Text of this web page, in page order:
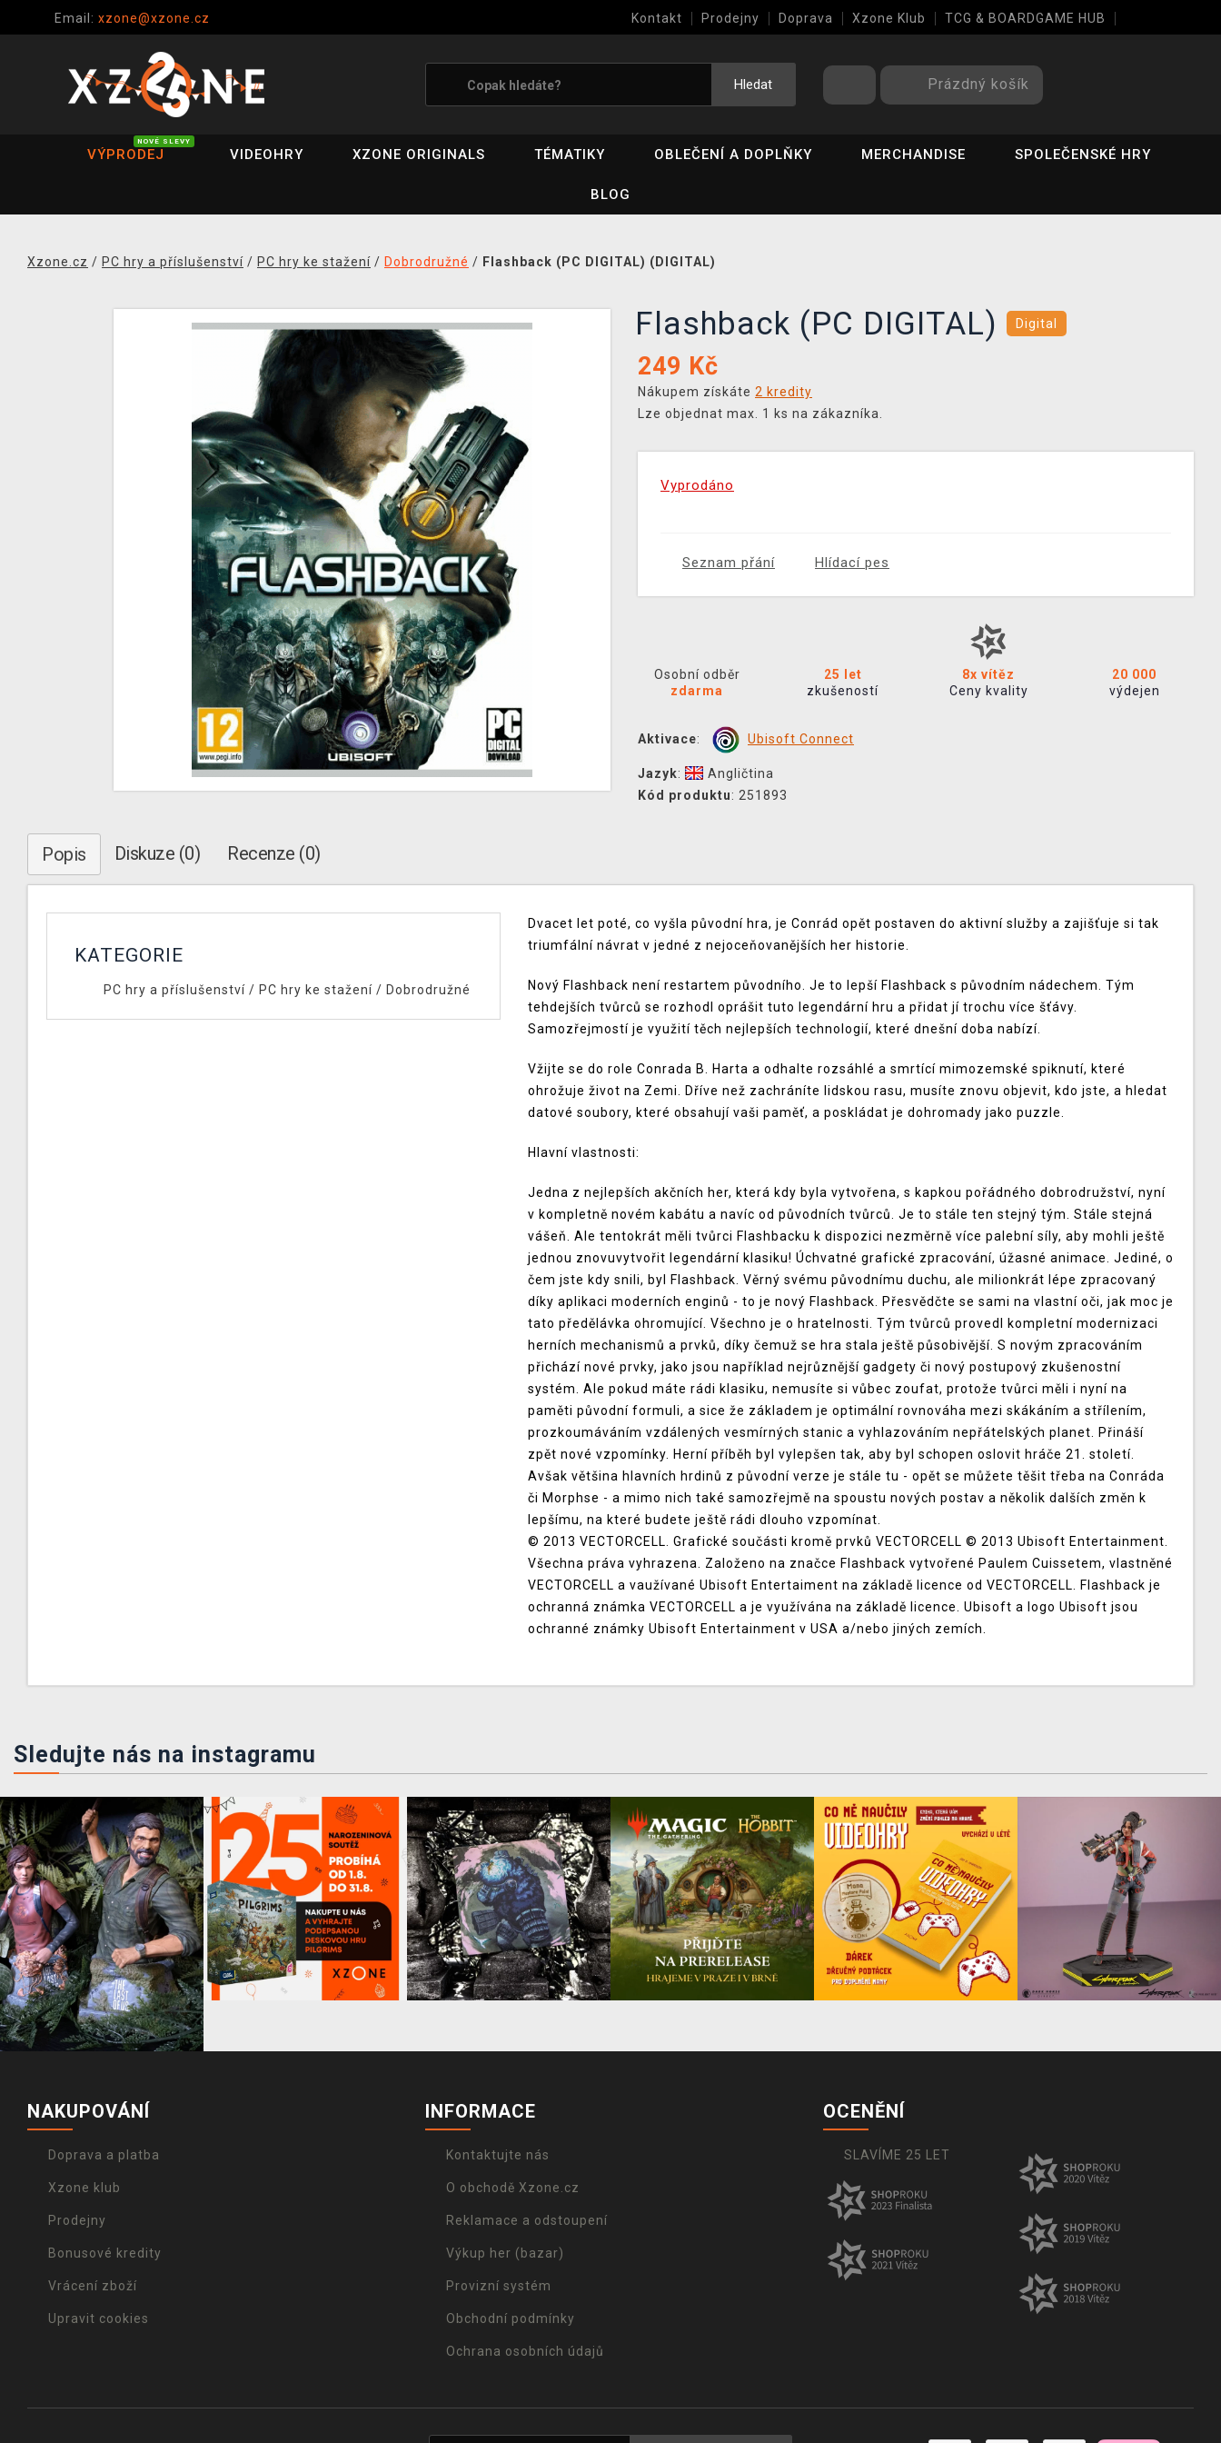
Email: xzone@xzone.cz Kontakt Prodejny Doprava Xzone Klub TCG & BOARDGAME HUB
Hledat Prázdný košík
VÝPRODEJ
NOVÉ SLEVY
VIDEOHRY XZONE ORIGINALS TÉMATIKY OBLEČENÍ A DOPLŇKY MERCHANDISE SPOLEČENSKÉ HRY
BLOG
Xzone.cz / PC hry a příslušenství / PC hry ke stažení / Dobrodružné / Flashback (PC DIGITAL) (DIGITAL)
Flashback (PC DIGITAL) Digital
249 Kč
Nákupem získáte 2 kredity
Lze objednat max. 1 ks na zákazníka.
Vyprodáno
Seznam přání Hlídací pes
Osobní odběr
zdarma
25 let
zkušeností
8x vítěz
Ceny kvality
20 000
výdejen
Aktivace: Ubisoft Connect
Jazyk:
Angličtina
Kód produktu: 251893
Popis Diskuze (0) Recenze (0)
KATEGORIE
PC hry a příslušenství/ PC hry ke stažení/ Dobrodružné
Dvacet let poté, co vyšla původní hra, je Conrád opět postaven do aktivní služby a zajišťuje si tak
triumfální návrat v jedné z nejoceňovanějších her historie.
Nový Flashback není restartem původního. Je to lepší Flashback s původním nádechem. Tým
tehdejších tvůrců se rozhodl oprášit tuto legendární hru a přidat jí trochu více šťávy.
Samozřejmostí je využití těch nejlepších technologií, které dnešní doba nabízí.
Vžijte se do role Conrada B. Harta a odhalte rozsáhlé a smrtící mimozemské spiknutí, které
ohrožuje život na Zemi. Dříve než zachráníte lidskou rasu, musíte znovu objevit, kdo jste, a hledat
datové soubory, které obsahují vaši paměť, a poskládat je dohromady jako puzzle.
Hlavní vlastnosti:
Jedna z nejlepších akčních her, která kdy byla vytvořena, s kapkou pořádného dobrodružství, nyní
v kompletně novém kabátu a navíc od původních tvůrců. Je to stále ten stejný tým. Stále stejná
vášeň. Ale tentokrát měli tvůrci Flashbacku k dispozici nezměrně více palební síly, aby mohli ještě
jednou znovuvytvořit legendární klasiku! Úchvatné grafické zpracování, úžasné animace. Jediné, o
čem jste kdy snili, byl Flashback. Věrný svému původnímu duchu, ale milionkrát lépe zpracovaný
díky aplikaci moderních enginů - to je nový Flashback. Přesvědčte se sami na vlastní oči, jak moc je
tato předělávka ohromující. Všechno je o hratelnosti. Tým tvůrců provedl kompletní modernizaci
herních mechanismů a prvků, díky čemuž se hra stala ještě působivější. S novým zpracováním
přichází nové prvky, jako jsou například nejrůznější gadgety či nový postupový zkušenostní
systém. Ale pokud máte rádi klasiku, nemusíte si vůbec zoufat, protože tvůrci měli i nyní na
paměti původní formuli, a sice že základem je optimální rovnováha mezi skákáním a střílením,
prozkoumáváním vzdálených vesmírných stanic a vyhlazováním nepřátelských planet. Přináší
zpět nové vzpomínky. Herní příběh byl vylepšen tak, aby byl schopen oslovit hráče 21. století.
Avšak většina hlavních hrdinů z původní verze je stále tu - opět se můžete těšit třeba na Conráda
či Morphse - a mimo nich také samozřejmě na spoustu nových postav a několik dalších změn k
lepšímu, na které budete ještě rádi dlouho vzpomínat.
© 2013 VECTORCELL. Grafické součásti kromě prvků VECTORCELL © 2013 Ubisoft Entertainment.
Všechna práva vyhrazena. Založeno na značce Flashback vytvořené Paulem Cuissetem, vlastněné
VECTORCELL a vaužívané Ubisoft Entertaiment na základě licence od VECTORCELL. Flashback je
ochranná známka VECTORCELL a je využívána na základě licence. Ubisoft a logo Ubisoft jsou
ochranné známky Ubisoft Entertainment v USA a/nebo jiných zemích.
Sledujte nás na instagramu
NAKUPOVÁNÍ
Doprava a platba
Xzone klub
Prodejny
Bonusové kredity
Vrácení zboží
Upravit cookies
INFORMACE
Kontaktujte nás
O obchodě Xzone.cz
Reklamace a odstoupení
Výkup her (bazar)
Provizní systém
Obchodní podmínky
Ochrana osobních údajů
OCENĚNÍ
SLAVÍME 25 LET